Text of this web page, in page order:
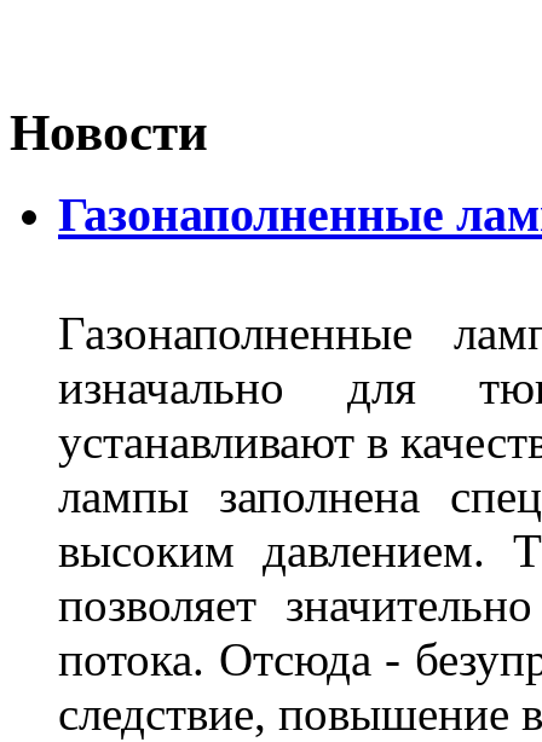
Новости
Газонаполненные
Газонаполненные
изначально для
устанавливают в
лампы заполнена
высоким давлением.
позволяет
потока. Отсюда -
следствие,